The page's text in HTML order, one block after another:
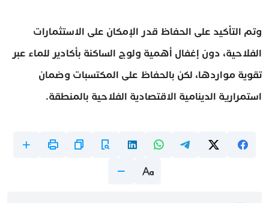
وتم التأكيد على الحفاظ قدر الإمكان على الاستثمارات
الفلاحية، دون إغفال أهمية ولوج الساكنة بأكادير للماء عبر
تقوية مواردها، لكن بالحفاظ على المكتسبات وضمان
استمرارية الدينامية الاقتصادية الفلاحية بالمنطقة.